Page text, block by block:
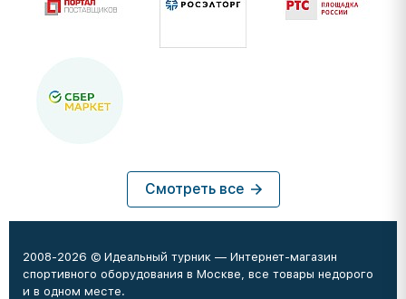
Смотреть все
2008-2026 © Идеальный турник — Интернет-магазин
спортивного оборудования в Москве, все товары недорого
и в одном месте.